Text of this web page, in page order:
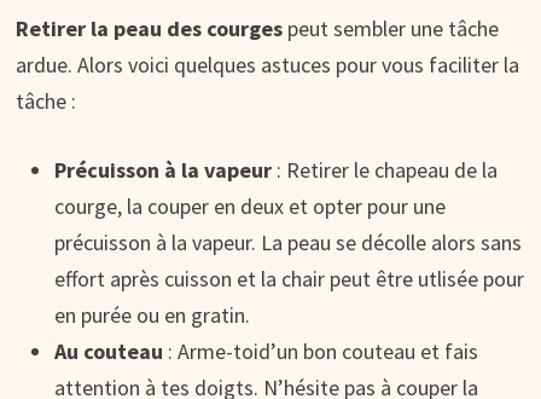
Retirer la peau des courgespeut sembler une tâche
ardue. Alors voici quelques astuces pour vous faciliter la
tâche :
Précuisson à la vapeur: Retirer le chapeau de la
courge, la couper en deux et opter pour une
précuisson à la vapeur. La peau se décolle alors sans
effort après cuisson et la chair peut être utlisée pour
en purée ou en gratin.
Au couteau : Arme-toid’un bon couteau et fais
attention à tes doigts. N’hésite pas à couper la